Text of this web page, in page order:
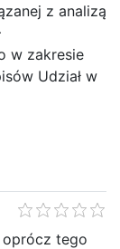
z analizą
w zakresie
Udział w
oprócz tego